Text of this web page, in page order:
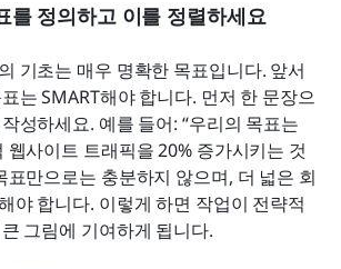
를 정의하고 이를 정렬하세요
기초는 매우 명확한 목표입니다. 앞서
는 SMART해야 합니다. 먼저 한 문장으
성하세요. 예를 들어: “우리의 목표는
웹사이트 트래픽을 20% 증가시키는 것
표만으로는 충분하지 않으며, 더 넓은 회
야 합니다. 이렇게 하면 작업이 전략적
그림에 기여하게 됩니다.